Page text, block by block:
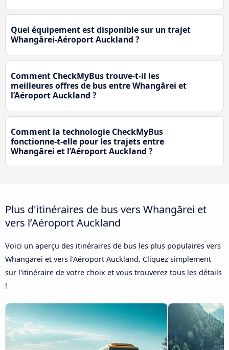
Quel équipement est disponible sur un trajet
Whangārei-Aéroport Auckland ?
Comment CheckMyBus trouve-t-il les
meilleures offres de bus entre Whangārei et
l’Aéroport Auckland ?
Comment la technologie CheckMyBus
fonctionne-t-elle pour les trajets entre
Whangārei et l’Aéroport Auckland ?
Plus d'itinéraires de bus vers Whangārei et
vers l’Aéroport Auckland
Voici un aperçu des itinéraires de bus les plus populaires vers
Whangārei et vers l’Aéroport Auckland. Cliquez simplement
sur l'itinéraire de votre choix et vous trouverez tous les détails
!